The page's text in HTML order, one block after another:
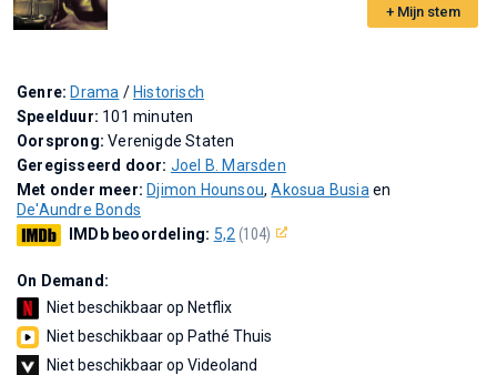
+ Mijn stem
Genre: Drama / Historisch
Speelduur: 101 minuten
Oorsprong:Verenigde Staten
Geregisseerd door: Joel B. Marsden
Met onder meer: Djimon Hounsou,Akosua Busia en
De'Aundre Bonds
IMDb beoordeling: 5,2 (104)
On Demand:
Niet beschikbaar op Netflix
Niet beschikbaar op Pathé Thuis
Niet beschikbaar op Videoland